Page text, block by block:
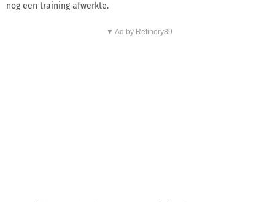
nog een training afwerkte.
▼ Ad by Refinery89